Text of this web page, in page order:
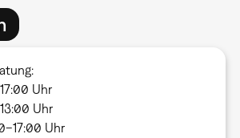
Uhr
Uhr
Uhr